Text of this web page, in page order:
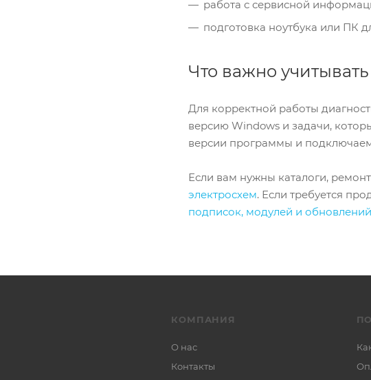
работа с сервисной
подготовка ноутбука или ПК
Что важно
Для корректной работы
версию Windows и задачи,
версии программы и
Если вам нужны каталоги,
электросхем. Если требуется
подписок, модулей и
КОМПАНИЯ
О нас
Контакты